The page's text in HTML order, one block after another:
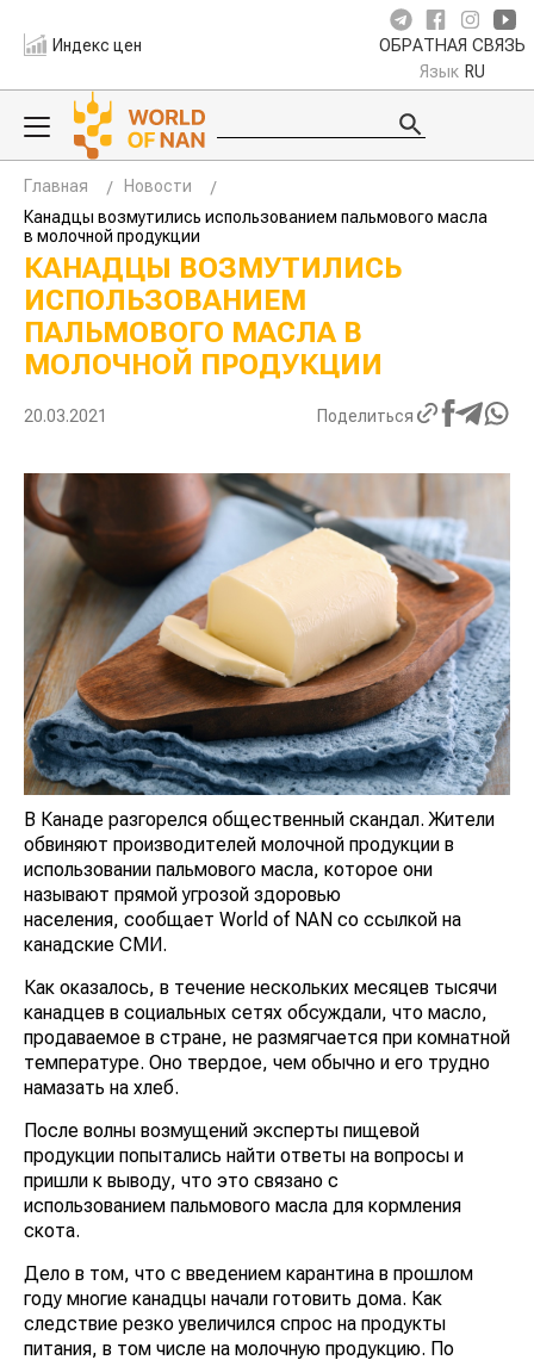
Индекс цен ОБРАТНАЯ СВЯЗЬ
Язык RU
Главная
Новости
Канадцы возмутились использованием пальмового масла
в молочной продукции
КАНАДЦЫ ВОЗМУТИЛИСЬ
ИСПОЛЬЗОВАНИЕМ
ПАЛЬМОВОГО МАСЛА В
МОЛОЧНОЙ ПРОДУКЦИИ
20.03.2021 Поделиться
В Канаде разгорелся общественный скандал. Жители
обвиняют производителей молочной продукции в
использовании пальмового масла, которое они
называют прямой угрозой здоровью
населения, сообщает World of NAN со ссылкой на
канадские СМИ.
Как оказалось, в течение нескольких месяцев тысячи
канадцев в социальных сетях обсуждали, что масло,
продаваемое в стране, не размягчается при комнатной
температуре. Оно твердое, чем обычно и его трудно
намазать на хлеб.
После волны возмущений эксперты пищевой
продукции попытались найти ответы на вопросы и
пришли к выводу, что это связано с
использованием пальмового масла для кормления
скота.
Дело в том, что с введением карантина в прошлом
году многие канадцы начали готовить дома. Как
следствие резко увеличился спрос на продукты
питания, в том числе на молочную продукцию. По